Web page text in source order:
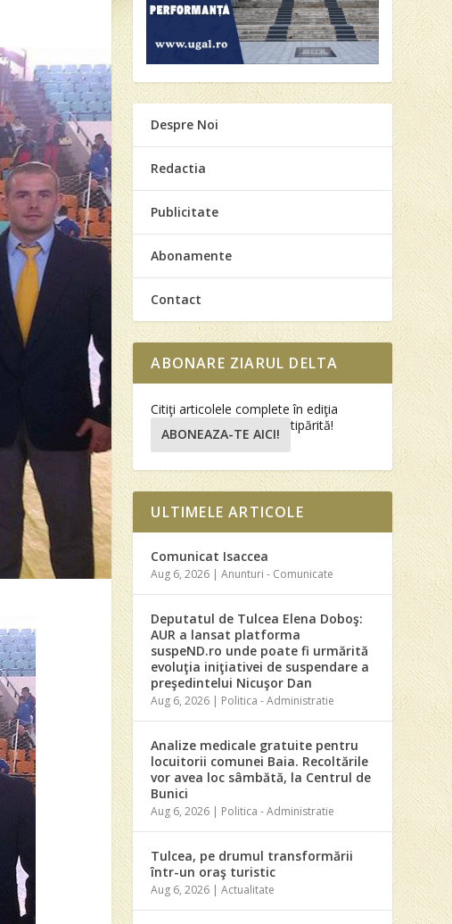
Despre Noi
Redactia
Publicitate
Abonamente
Contact
ABONARE ZIARUL DELTA
Citiţi articolele complete în ediţia
tipărită!
ABONEAZA-TE AICI!
ULTIMELE ARTICOLE
Comunicat Isaccea
Aug 6, 2026 |Anunturi - Comunicate
Deputatul de Tulcea Elena Doboş:
AUR a lansat platforma
suspeND.ro unde poate fi urmărită
evoluţia iniţiativei de suspendare a
preşedintelui Nicuşor Dan
Aug 6, 2026 | Politica - Administratie
Analize medicale gratuite pentru
locuitorii comunei Baia. Recoltările
vor avea loc sâmbătă, la Centrul de
Bunici
Aug 6, 2026 | Politica - Administratie
Tulcea, pe drumul transformării
într-un oraş turistic
Aug 6, 2026 |Actualitate